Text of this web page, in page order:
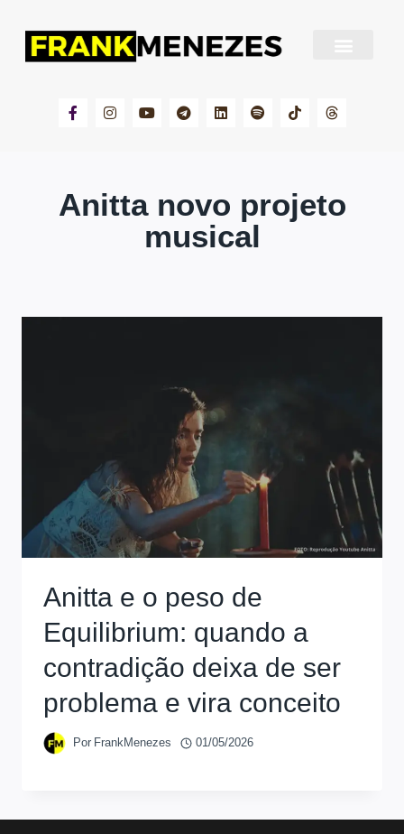
Anitta novo projeto
musical
Anitta e o peso de
Equilibrium: quando a
contradição deixa de ser
problema e vira conceito
Por FrankMenezes 01/05/2026